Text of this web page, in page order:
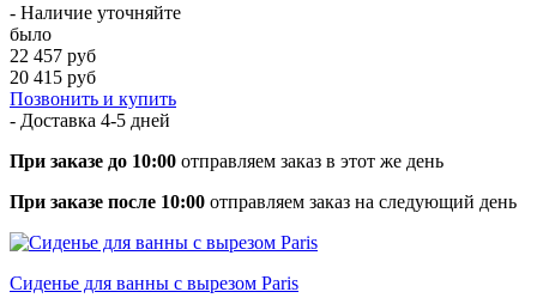
- Наличие уточняйте
было
22 457 руб
20 415 руб
Позвонить и купить
- Доставка 4-5 дней
При заказе до 10:00 отправляем заказ в этот же день
При заказе после 10:00 отправляем заказ на следующий день
Сиденье для ванны с вырезом Paris